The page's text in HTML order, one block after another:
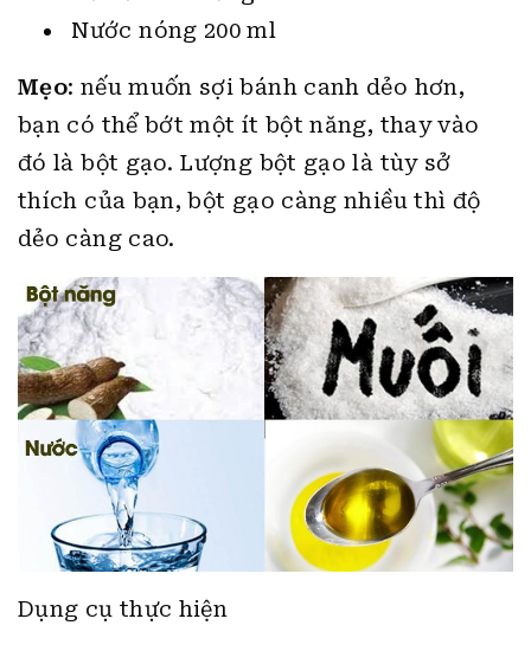
đó là bột gạo. Lượng bột gạo là tùy sở
thích của bạn, bột gạo càng nhiều thì độ
dẻo càng cao.
Dụng cụ thực hiện
Nồi lớn, khuôn tạo sợi,…
Cách chế biến Sợi bánh canh bột lọc